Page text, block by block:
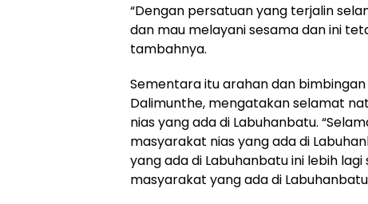
“Dengan persatuan yang terjalin
dan mau melayani sesama dan ini
tambahnya.
Sementara itu arahan dan
Dalimunthe, mengatakan selamat
nias yang ada di Labuhanbatu.
masyarakat nias yang ada di
yang ada di Labuhanbatu ini lebih
masyarakat yang ada di